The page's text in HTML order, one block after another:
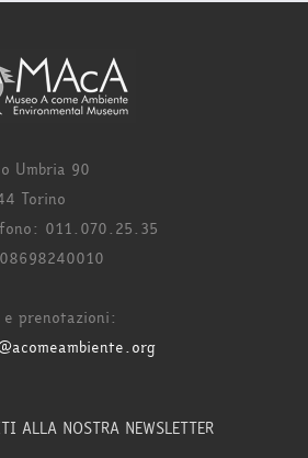
Umbria 90
Torino
011.070.25.35
prenotazioni:
ALLA NOSTRA NEWSLETTER